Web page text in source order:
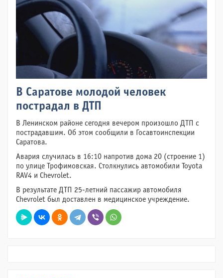
В Саратове молодой человек
пострадал в ДТП
В Ленинском районе сегодня вечером произошло ДТП с
пострадавшим. Об этом сообщили в Госавтоинспекции
Саратова.
Авария случилась в 16:10 напротив дома 20 (строение 1)
по улице Трофимовская. Столкнулись автомобили Toyota
RAV4 и Chevrolet.
В результате ДТП 25-летний пассажир автомобиля
Chevrolet был доставлен в медицинское учреждение.